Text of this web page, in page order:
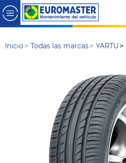
Inicio Todas las marcas YARTU